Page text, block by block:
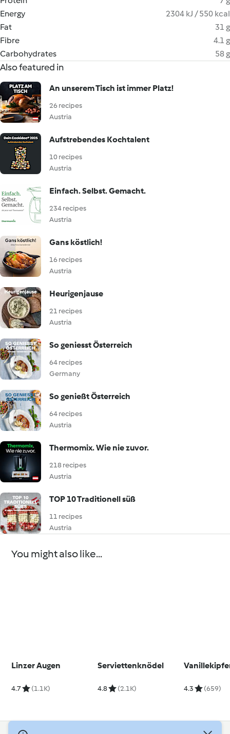
Energy
2304 kJ / 550 kcal
Fat
31 g
Fibre
4.1 g
Carbohydrates
58 g
Also featured in
An unserem Tisch ist immer Platz!
26 recipes
Austria
Aufstrebendes Kochtalent
10 recipes
Austria
Einfach. Selbst. Gemacht.
234 recipes
Austria
Gans köstlich!
16 recipes
Austria
Heurigenjause
21 recipes
Austria
So geniesst Österreich
64 recipes
Germany
So genießt Österreich
64 recipes
Austria
Thermomix. Wie nie zuvor.
218 recipes
Austria
TOP 10 Traditionell süß
11 recipes
Austria
You might also like...
Linzer Augen
4.7 (1.1K)
Serviettenknödel
4.8 (2.1K) 4.3 (659)